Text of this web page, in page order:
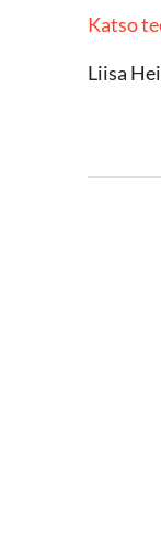
Katso
Liisa